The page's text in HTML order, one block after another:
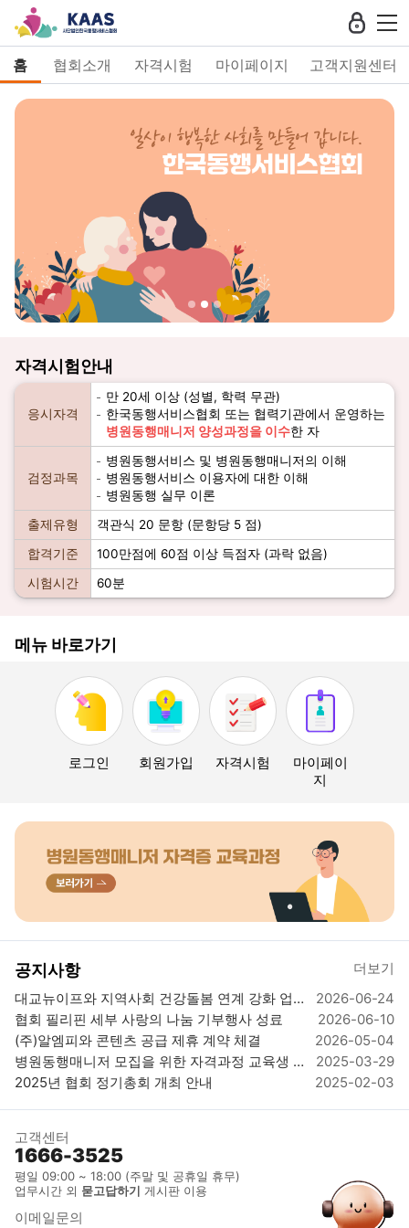
홈 협회소개 자격시험 마이페이지 고객지원센터
자격시험안내
응시자격
만 20세 이상 (성별, 학력 무관)
한국동행서비스협회 또는 협력기관에서 운영하는
병원동행매니저 양성과정을 이수한 자
검정과목
병원동행서비스 및 병원동행매니저의 이해
병원동행서비스 이용자에 대한 이해
병원동행 실무 이론
출제유형
객관식 20 문항 (문항당 5 점)
합격기준
100만점에 60점 이상 득점자 (과락 없음)
시험시간
60분
메뉴 바로가기
로그인 회원가입 자격시험
마이페이
지
공지사항
더보기
대교뉴이프와 지역사회 건강돌봄 연계 강화 업뮤협약 체결
2026-06-24
협회 필리핀 세부 사랑의 나눔 기부행사 성료
2026-06-10
(주)알엠피와 콘텐츠 공급 제휴 계약 체결
2026-05-04
병원동행매니저 모집을 위한 자격과정 교육생 모집_자격시험 응시료 및 발급비 무료 이벤트
2025-03-29
2025년 협회 정기총회 개최 안내
2025-02-03
고객센터
1666-3525
평일 09:00 ~ 18:00 (주말 및 공휴일 휴무)
업무시간 외 묻고답하기 게시판 이용
이메일문의